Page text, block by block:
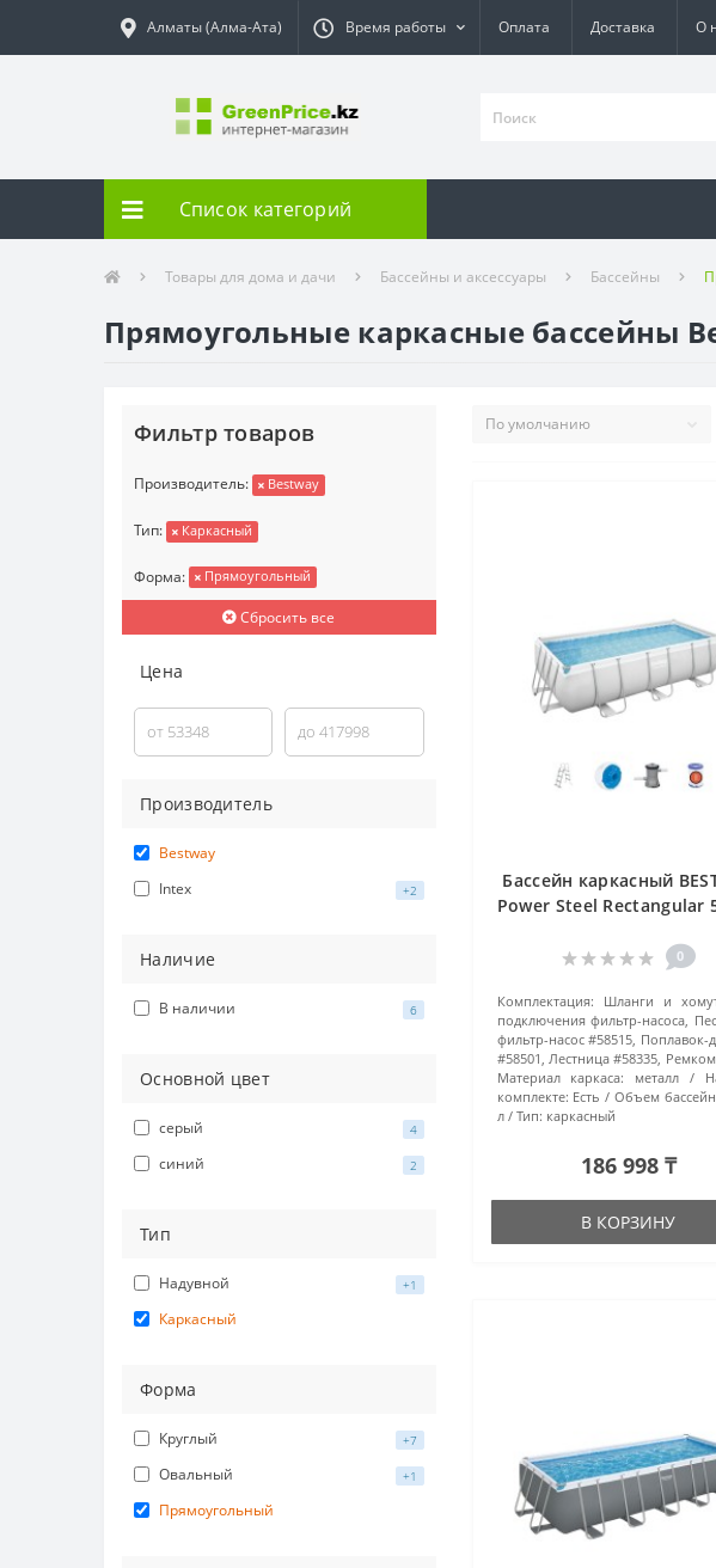
Алматы (Алма-Ата) Время работы Оплата Доставка О
Список категорий
Товары для дома и дачи Бассейны и аксессуары Бассейны
Прямоугольные каркасные бассейны
Фильтр товаров
Производитель: Bestway
Тип: Каркасный
Форма: Прямоугольный
Сбросить все
Цена
Производитель
Bestway
Intex
+2
Наличие
В наличии 6
Основной цвет
серый 4
синий 2
Тип
Надувной +1
Каркасный
Форма
Круглый +7
Овальный +1
Прямоугольный
Бассейн каркасный
Power Steel Rectangular
0
Комплектация:
Шланги и
подключения фильтр-насоса,
фильтр-насос #58515, Поплавок-
#58501, Лестница #58335,
Материал каркаса:
металл
комплекте: Есть Объем
л
Тип: каркасный
186 998 ₸
В КОРЗИНУ